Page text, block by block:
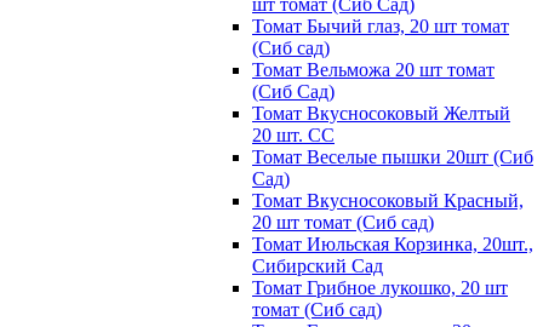
шт томат (Сиб Сад)
Томат Бычий глаз, 20 шт томат
(Сиб сад)
Томат Вельможа 20 шт томат
(Сиб Сад)
Томат Вкусносоковый Желтый
20 шт. СС
Томат Веселые пышки 20шт (Сиб
Сад)
Томат Вкусносоковый Красный,
20 шт томат (Сиб сад)
Томат Июльская Корзинка, 20шт.,
Сибирский Сад
Томат Грибное лукошко, 20 шт
томат (Сиб сад)